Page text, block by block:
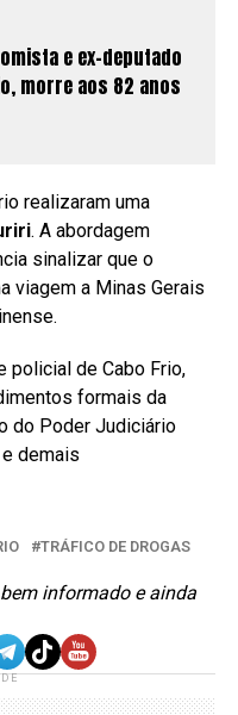
e ex-deputado
morre aos 82 anos
realizaram uma
. A abordagem
sinalizar que o
viagem a Minas Gerais
policial de Cabo Frio,
formais da
do Poder Judiciário
demais
TRÁFICO DE DROGAS
informado e ainda